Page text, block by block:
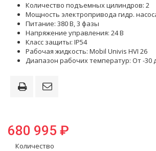
Количество подъемных цилиндров: 2
Мощность электропривода гидр.
Питание: 380 В, 3 фазы
Напряжение управления: 24 В
Класс защиты: IP54
Рабочая жидкость: Mobil Univis HVI 26
Диапазон рабочих температур: От -30
680 995 ₽
Количество